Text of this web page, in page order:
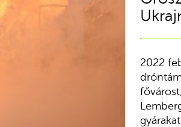
2022